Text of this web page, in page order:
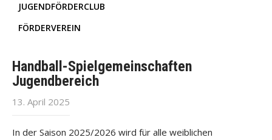
JUGENDFÖRDERCLUB
FÖRDERVEREIN
Handball-Spielgemeinschaften
Jugendbereich
13. April 2025
In der Saison 2025/2026 wird für alle weiblichen